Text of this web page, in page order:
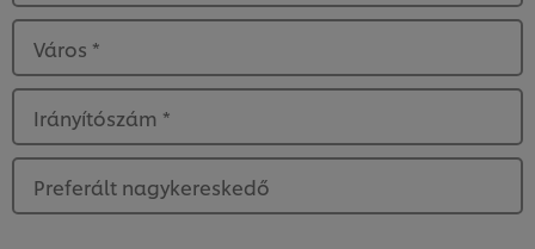
Város *
Irányítószám *
Preferált nagykereskedő